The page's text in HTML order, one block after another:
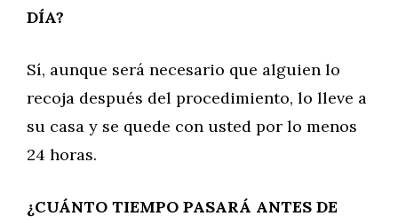
DÍA?
Sí, aunque será necesario que alguien lo
recoja después del procedimiento, lo lleve a
su casa y se quede con usted por lo menos
24 horas.
¿CUÁNTO TIEMPO PASARÁ ANTES DE